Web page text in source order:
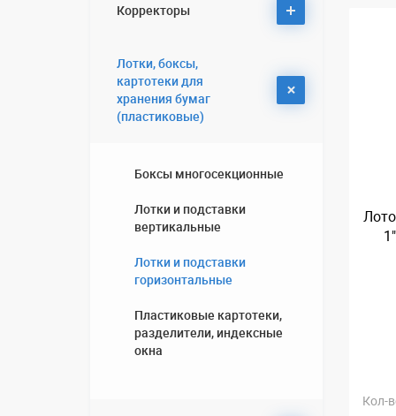
кружки, бутылки спортивные
Сувенирные ножи
Ювелирные изделия
Подарочные коробки
Стержни для шариковых
Диспенсер для клейкой
Клейкая лента
Клейкая лента малярная
(бумажная)
Корректоры
Корректирующие
жидкости, разбавители
Корректирующие ручки,
Лотки, боксы,
картотеки для
хранения бумаг
(пластиковые)
Боксы многосекционные
Лотки и подставки
вертикальные
Лотки и подставки
горизонтальные
Пластиковые картотеки,
разделители, индексные
окна
Кол-